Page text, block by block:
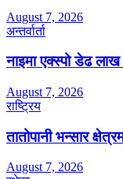
August 7, 2026
अन्तर्वार्ता
नाइमा एक्स्पो डेढ
August 7, 2026
राष्ट्रिय
तातोपानी भन्सार
August 7, 2026